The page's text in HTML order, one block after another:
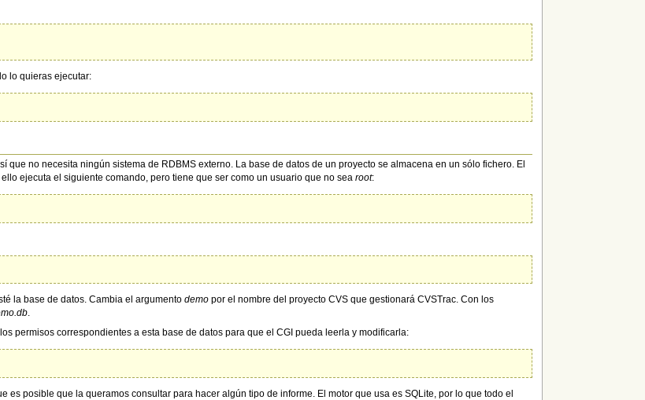
lo quieras ejecutar:
que no necesita ningún sistema de RDBMS externo. La base de datos de un proyecto se almacena en un sólo fichero. El
ejecuta el siguiente comando, pero tiene que ser como un usuario que no searoot:
la base de datos. Cambia el argumentodemo por el nombre del proyecto CVS que gestionará CVSTrac. Con los
.
permisos correspondientes a esta base de datos para que el CGI pueda leerla y modificarla:
es posible que la queramos consultar para hacer algún tipo de informe. El motor que usa es SQLite, por lo que todo el